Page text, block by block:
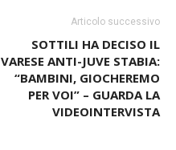
Articolo successivo
SOTTILI HA DECISO IL
VARESE ANTI-JUVE STABIA:
“BAMBINI, GIOCHEREMO
PER VOI” – GUARDA LA
VIDEOINTERVISTA